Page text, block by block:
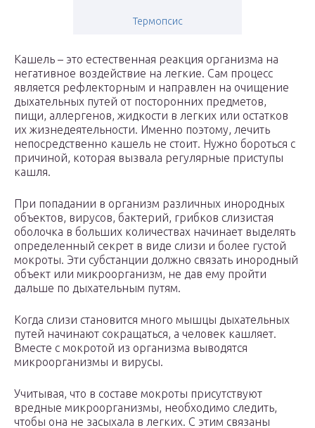
Термопсис
Кашель – это естественная реакция организма на
негативное воздействие на легкие. Сам процесс
является рефлекторным и направлен на очищение
дыхательных путей от посторонних предметов,
пищи, аллергенов, жидкости в легких или остатков
их жизнедеятельности. Именно поэтому, лечить
непосредственно кашель не стоит. Нужно бороться с
причиной, которая вызвала регулярные приступы
кашля.
При попадании в организм различных инородных
объектов, вирусов, бактерий, грибков слизистая
оболочка в больших количествах начинает выделять
определенный секрет в виде слизи и более густой
мокроты. Эти субстанции должно связать инородный
объект или микроорганизм, не дав ему пройти
дальше по дыхательным путям.
Когда слизи становится много мышцы дыхательных
путей начинают сокращаться, а человек кашляет.
Вместе с мокротой из организма выводятся
микроорганизмы и вирусы.
Учитывая, что в составе мокроты присутствуют
вредные микроорганизмы, необходимо следить,
чтобы она не засыхала в легких. С этим связаны